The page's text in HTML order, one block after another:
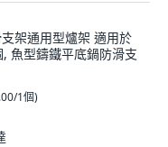
架通用型爐架 適用於
魚型鑄鐵平底鍋防滑支
1個)